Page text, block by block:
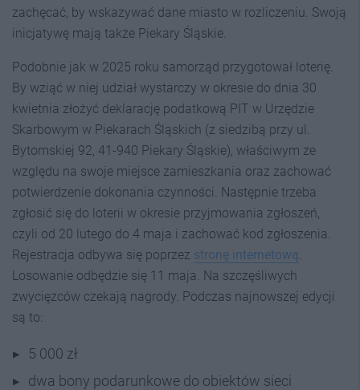
zachęcać, by wskazywać dane miasto w rozliczeniu. Swoją
inicjatywę mają także Piekary Śląskie.
Podobnie jak w 2025 roku samorząd przygotował loterię.
By wziąć w niej udział wystarczy w okresie do dnia 30
kwietnia złożyć deklarację podatkową PIT w Urzędzie
Skarbowym w Piekarach Śląskich (z siedzibą przy ul.
Bytomskiej 92, 41-940 Piekary Śląskie), właściwym ze
względu na swoje miejsce zamieszkania oraz zachować
potwierdzenie dokonania czynności. Następnie trzeba
zgłosić się do loterii w okresie przyjmowania zgłoszeń,
czyli od 20 lutego do 4 maja i zachować kod zgłoszenia.
Rejestracja odbywa się poprzez stronę internetową
Losowanie odbędzie się 11 maja. Na szczęśliwych
zwycięzców czekają nagrody. Podczas najnowszej edycji
są to:
5 000 zł
dwa bony podarunkowe do obiektów sieci